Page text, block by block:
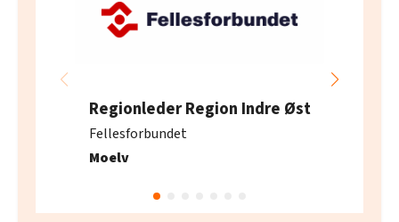
Regionleder Region Indre Øst
Fellesforbundet
Moelv